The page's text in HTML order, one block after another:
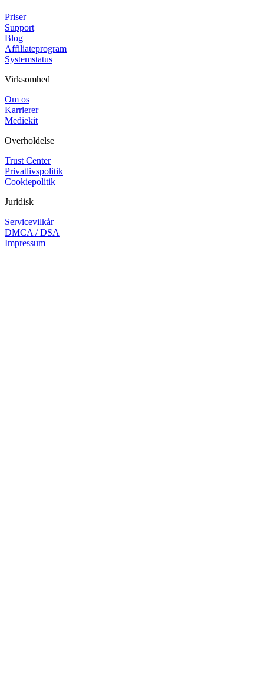
Priser
Support
Blog
Affiliateprogram
Systemstatus
Virksomhed
Om os
Karrierer
Mediekit
Overholdelse
Trust Center
Privatlivspolitik
Cookiepolitik
Juridisk
Servicevilkår
DMCA / DSA
Impressum